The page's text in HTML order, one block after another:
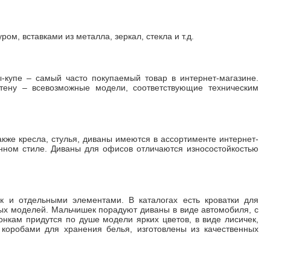
вставками из металла, зеркал, стекла и т.д.
– самый часто покупаемый товар в интернет-магазине.
– всевозможные модели, соответствующие техническим
кресла, стулья, диваны имеются в ассортименте интернет-
стиле. Диваны для офисов отличаются износостойкостью
и отдельными элементами. В каталогах есть кроватки для
моделей. Мальчишек порадуют диваны в виде автомобиля, с
придутся по душе модели ярких цветов, в виде лисичек,
для хранения белья, изготовлены из качественных